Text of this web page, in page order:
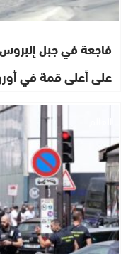
فاجعة في جبل
على أعلى قمة في